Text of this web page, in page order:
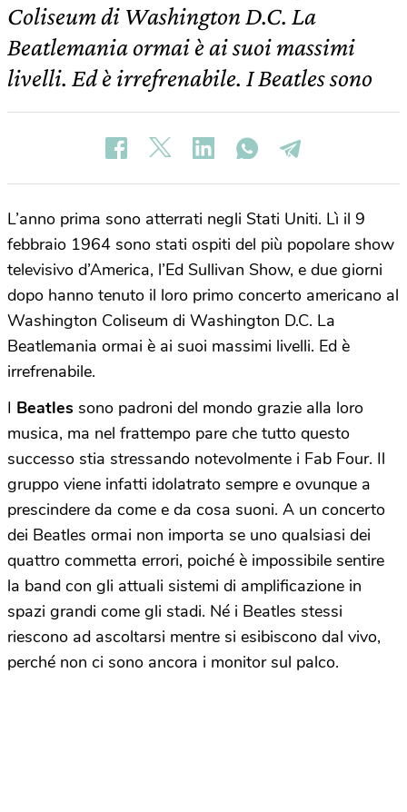
Coliseum di Washington D.C. La
Beatlemania ormai è ai suoi massimi
livelli. Ed è irrefrenabile. I Beatles sono
L’anno prima sono atterrati negli Stati Uniti. Lì il 9
febbraio 1964 sono stati ospiti del più popolare show
televisivo d’America, l’Ed Sullivan Show, e due giorni
dopo hanno tenuto il loro primo concerto americano al
Washington Coliseum di Washington D.C. La
Beatlemania ormai è ai suoi massimi livelli. Ed è
irrefrenabile.
I Beatles sono padroni del mondo grazie alla loro
musica, ma nel frattempo pare che tutto questo
successo stia stressando notevolmente i Fab Four. Il
gruppo viene infatti idolatrato sempre e ovunque a
prescindere da come e da cosa suoni. A un concerto
dei Beatles ormai non importa se uno qualsiasi dei
quattro commetta errori, poiché è impossibile sentire
la band con gli attuali sistemi di amplificazione in
spazi grandi come gli stadi. Né i Beatles stessi
riescono ad ascoltarsi mentre si esibiscono dal vivo,
perché non ci sono ancora i monitor sul palco.